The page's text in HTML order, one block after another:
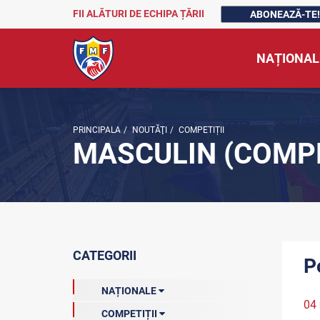
FII ALĂTURI DE ECHIPA ȚĂRII ABONEAZĂ-TE!
PRINCIPALA / NOUTĂŢI / COMPETIȚII
MASCULIN
CATEGORII
NAȚIONALE
COMPETIȚII
04